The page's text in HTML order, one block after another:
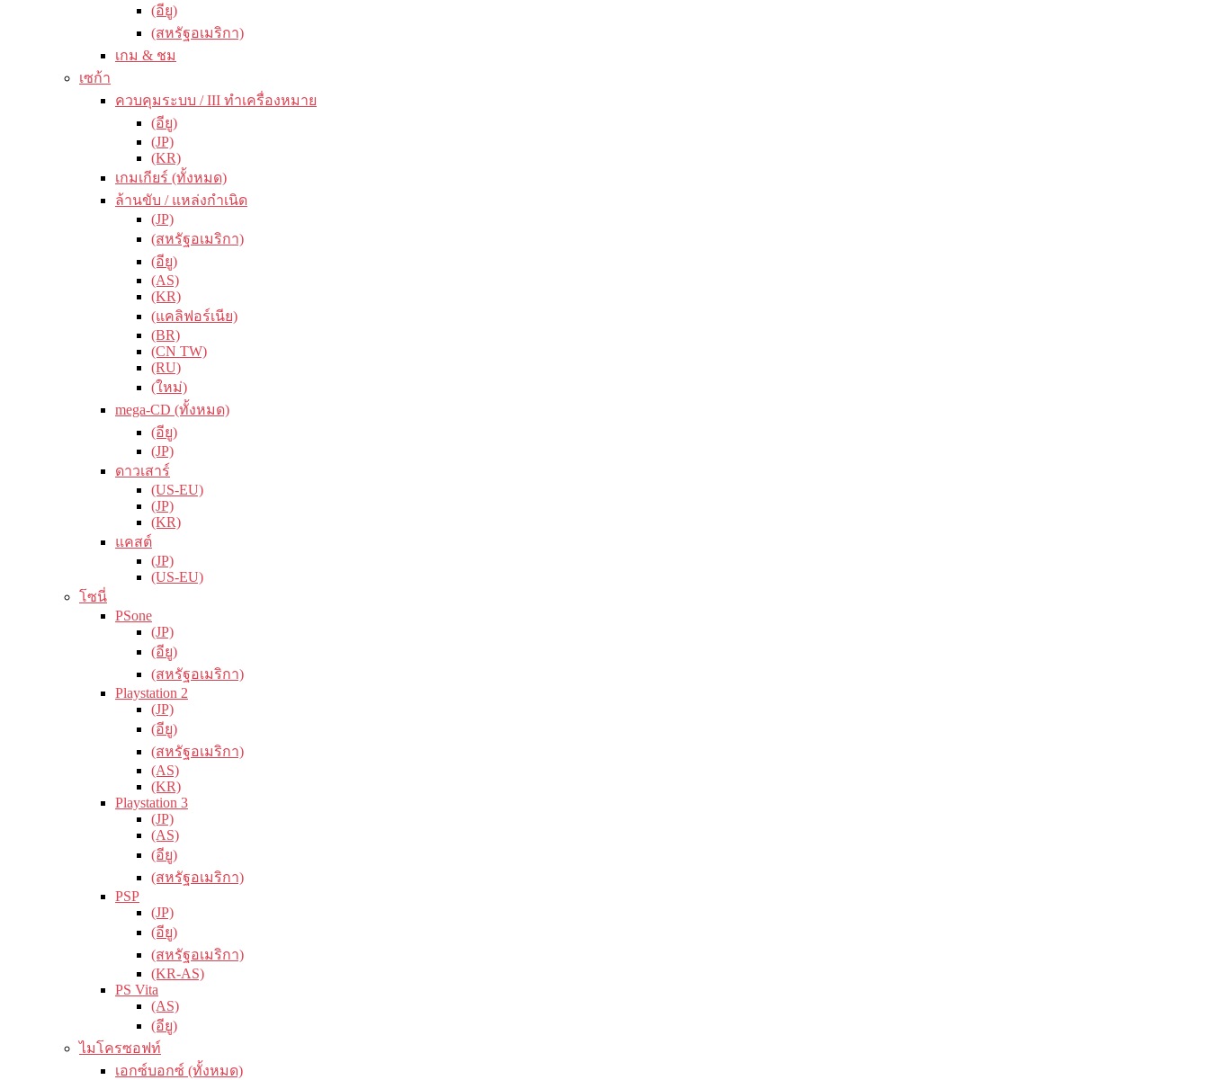
(อียู)
(สหรัฐอเมริกา)
เกม & ชม
เซก้า
ควบคุมระบบ / III ทำเครื่องหมาย
(อียู)
(JP)
(KR)
เกมเกียร์ (ทั้งหมด)
ล้านขับ / แหล่งกำเนิด
(JP)
(สหรัฐอเมริกา)
(อียู)
(AS)
(KR)
(แคลิฟอร์เนีย)
(BR)
(CN TW)
(RU)
(ใหม่)
mega-CD (ทั้งหมด)
(อียู)
(JP)
ดาวเสาร์
(US-EU)
(JP)
(KR)
แคสต์
(JP)
(US-EU)
โซนี่
PSone
(JP)
(อียู)
(สหรัฐอเมริกา)
Playstation 2
(JP)
(อียู)
(สหรัฐอเมริกา)
(AS)
(KR)
Playstation 3
(JP)
(AS)
(อียู)
(สหรัฐอเมริกา)
PSP
(JP)
(อียู)
(สหรัฐอเมริกา)
(KR-AS)
PS Vita
(AS)
(อียู)
ไมโครซอฟท์
เอกซ์บอกซ์ (ทั้งหมด)